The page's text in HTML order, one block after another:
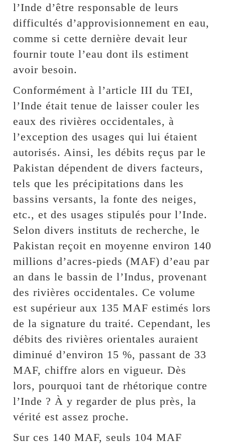
l’Inde d’être responsable de leurs
difficultés d’approvisionnement en eau,
comme si cette dernière devait leur
fournir toute l’eau dont ils estiment
avoir besoin.
Conformément à l’article III du TEI,
l’Inde était tenue de laisser couler les
eaux des rivières occidentales, à
l’exception des usages qui lui étaient
autorisés. Ainsi, les débits reçus par le
Pakistan dépendent de divers facteurs,
tels que les précipitations dans les
bassins versants, la fonte des neiges,
etc., et des usages stipulés pour l’Inde.
Selon divers instituts de recherche, le
Pakistan reçoit en moyenne environ 140
millions d’acres-pieds (MAF) d’eau par
an dans le bassin de l’Indus, provenant
des rivières occidentales. Ce volume
est supérieur aux 135 MAF estimés lors
de la signature du traité. Cependant, les
débits des rivières orientales auraient
diminué d’environ 15 %, passant de 33
MAF, chiffre alors en vigueur. Dès
lors, pourquoi tant de rhétorique contre
l’Inde ? À y regarder de plus près, la
vérité est assez proche.
Sur ces 140 MAF, seuls 104 MAF